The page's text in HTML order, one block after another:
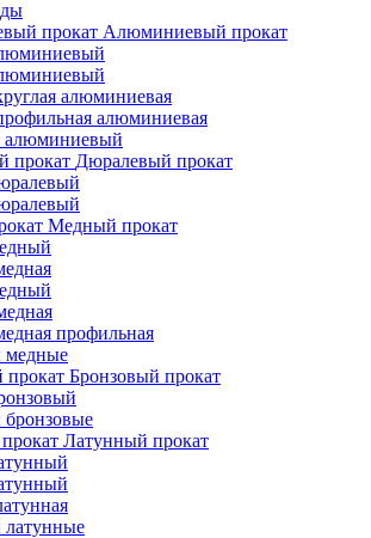
Алюминиевый прокат
алюминиевая
алюминиевая
алюминиевый
Дюралевый прокат
Медный прокат
профильная
медные
Бронзовый прокат
бронзовые
Латунный прокат
латунные